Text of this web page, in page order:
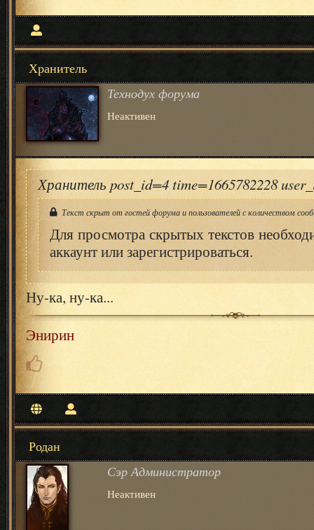
Хранитель
Технодух форума
Неактивен
Хранитель post_id=4 time=1665782228
Текст скрыт от гостей форума и пользователей с количеством
Для просмотра скрытых текстов
аккаунт или зарегистрироваться.
Ну-ка, ну-ка...
Энирин
Родан
Сэр Администратор
Неактивен